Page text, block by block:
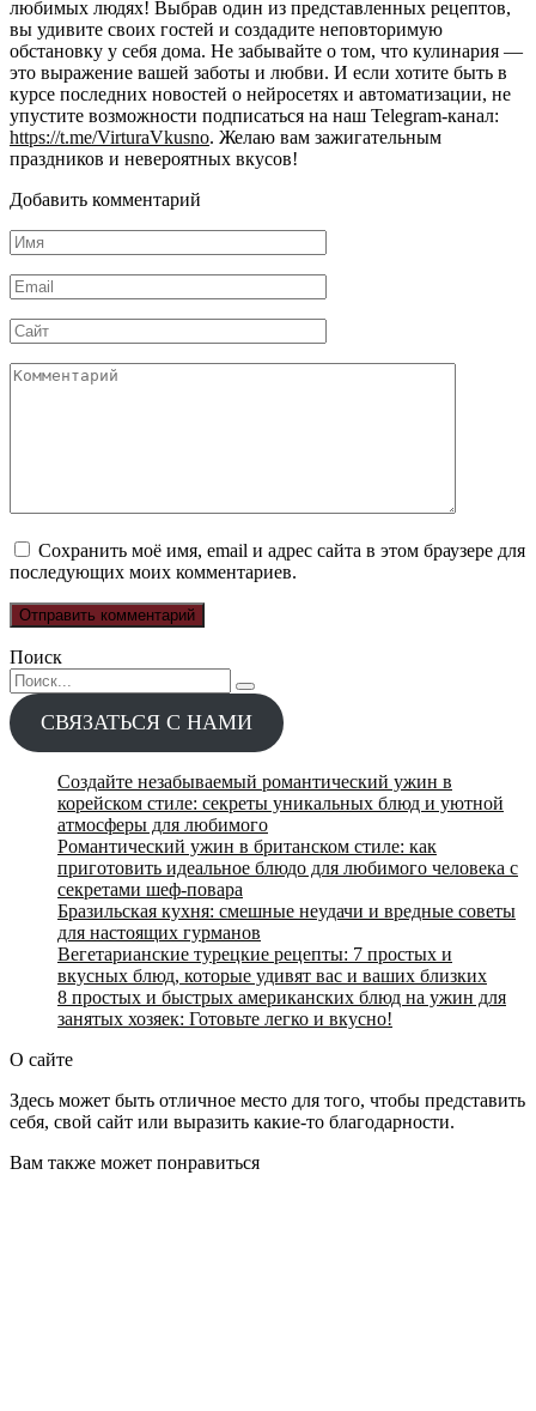
любимых людях! Выбрав один из представленных рецептов,
вы удивите своих гостей и создадите неповторимую
обстановку у себя дома. Не забывайте о том, что кулинария —
это выражение вашей заботы и любви. И если хотите быть в
курсе последних новостей о нейросетях и автоматизации, не
упустите возможности подписаться на наш Telegram-канал:
https://t.me/VirturaVkusno. Желаю вам зажигательным
праздников и невероятных вкусов!
Добавить комментарий
Имя
*
Email
*
Сайт
Комментарий
Сохранить моё имя, email и адрес сайта в этом браузере для
последующих моих комментариев.
Поиск
Search
for:
СВЯЗАТЬСЯ С НАМИ
Создайте незабываемый романтический ужин в
корейском стиле: секреты уникальных блюд и уютной
атмосферы для любимого
Романтический ужин в британском стиле: как
приготовить идеальное блюдо для любимого человека с
секретами шеф-повара
Бразильская кухня: смешные неудачи и вредные советы
для настоящих гурманов
Вегетарианские турецкие рецепты: 7 простых и
вкусных блюд, которые удивят вас и ваших близких
8 простых и быстрых американских блюд на ужин для
занятых хозяек: Готовьте легко и вкусно!
О сайте
Здесь может быть отличное место для того, чтобы представить
себя, свой сайт или выразить какие-то благодарности.
Вам также может понравиться